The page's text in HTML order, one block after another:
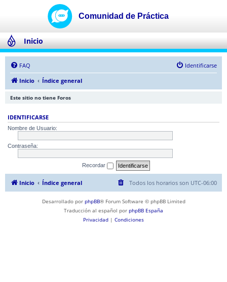
Inicio
FAQ
Identificarse
Inicio
Índice general
Este sitio no tiene Foros
IDENTIFICARSE
Nombre de Usuario:
Contraseña:
Recordar
Inicio Índice general Todos los horarios son UTC-06:00
Desarrollado por phpBB® Forum Software © phpBB Limited
Traducción al español por phpBB España
Privacidad | Condiciones